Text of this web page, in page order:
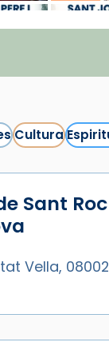
más...
Cultura
Sant
Vella,